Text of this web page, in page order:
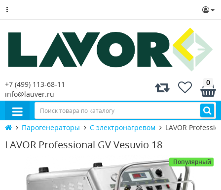
+7 (499) 113-68-11
info@lauver.ru
0
Парогенераторы С электронагревом LAVOR
LAVOR Professional GV Vesuvio 18
Популярный